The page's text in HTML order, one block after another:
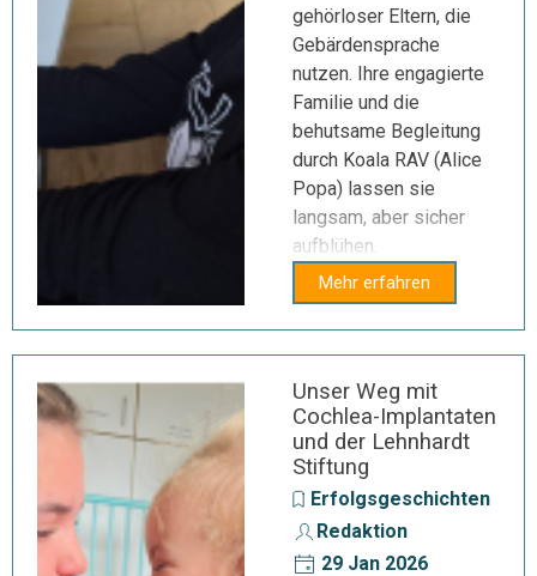
gehörloser Eltern, die
Gebärdensprache
nutzen. Ihre engagierte
Familie und die
behutsame Begleitung
durch Koala RAV (Alice
Popa) lassen sie
langsam, aber sicher
aufblühen.
Mehr erfahren
Unser Weg mit
Cochlea-Implantaten
und der Lehnhardt
Stiftung
Erfolgsgeschichten
Redaktion
29 Jan 2026